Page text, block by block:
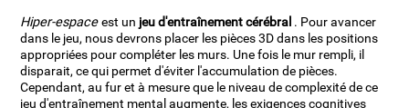
Hiper-espaceest un jeu d'entraînement cérébral . Pour avancer
dans le jeu, nous devrons placer les pièces 3D dans les positions
appropriées pour compléter les murs. Une fois le mur rempli, il
disparait, ce qui permet d'éviter l'accumulation de pièces.
Cependant, au fur et à mesure que le niveau de complexité de ce
jeu d'entraînement mental augmente, les exigences cognitives